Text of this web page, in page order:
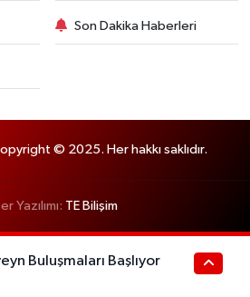
Son Dakika Haberleri
© 2025. Her hakkı saklıdır.
Yazılımı: TE Bilişim
Buluşmaları Başlıyor